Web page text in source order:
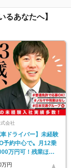
るあなたへ】
会社
車ドライバー】未経験
予約中心で〟月12乗
万円可！残業ほぼ0
万円